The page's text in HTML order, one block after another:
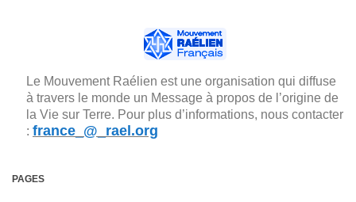
Le Mouvement Raélien est une organisation qui diffuse
à travers le monde un Message à propos de l’origine de
la Vie sur Terre. Pour plus d’informations, nous contacter
: france_@_rael.org
PAGES